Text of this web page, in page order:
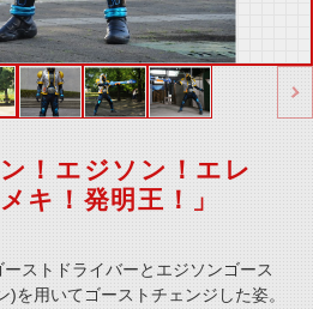
ン！エジソン！エレ
キ！発明王！」
ストドライバーとエジソンゴース
)を用いてゴーストチェンジした姿。